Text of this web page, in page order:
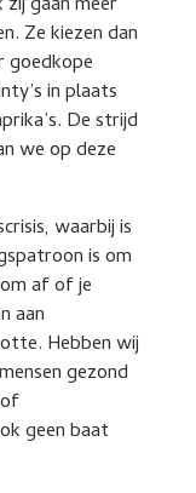
Ze kiezen dan
goedkope
in plaats
De strijd
we op deze
waarbij is
is om
af of je
aan
Hebben wij
gezond
geen baat